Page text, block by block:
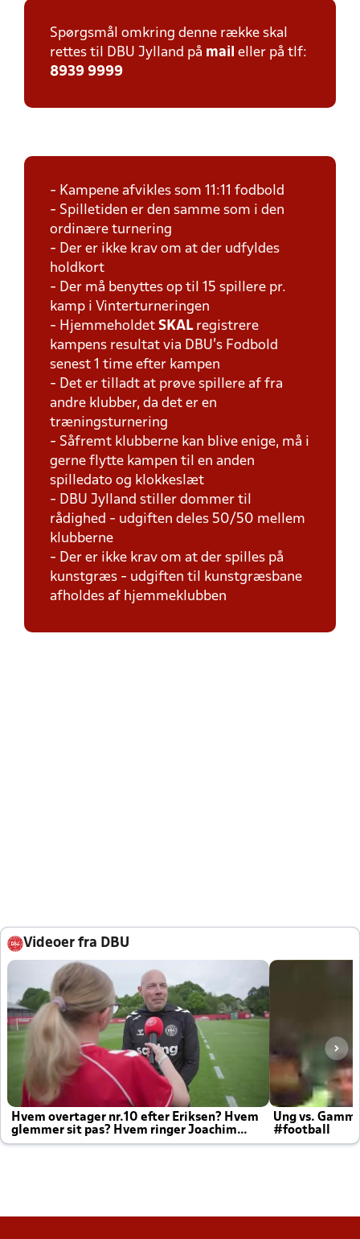
Spørgsmål omkring denne række skal
rettes til DBU Jylland på mail eller på tlf:
8939 9999
- Kampene afvikles som 11:11 fodbold
- Spilletiden er den samme som i den
ordinære turnering
- Der er ikke krav om at der udfyldes
holdkort
- Der må benyttes op til 15 spillere pr.
kamp i Vinterturneringen
- Hjemmeholdet SKAL registrere
kampens resultat via DBU's Fodbold
senest 1 time efter kampen
- Det er tilladt at prøve spillere af fra
andre klubber, da det er en
træningsturnering
- Såfremt klubberne kan blive enige, må i
gerne flytte kampen til en anden
spilledato og klokkeslæt
- DBU Jylland stiller dommer til
rådighed - udgiften deles 50/50 mellem
klubberne
- Der er ikke krav om at der spilles på
kunstgræs - udgiften til kunstgræsbane
afholdes af hjemmeklubben
Videoer fra DBU
Hvem overtager nr.10 efter Eriksen? Hvem
glemmer sit pas? Hvem ringer Joachim
altid til efter kampe?
Ung vs.
#football